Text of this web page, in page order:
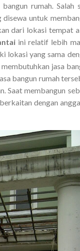
rumah. Salah
disewa untuk
dari lokasi tempat
ini relatif lebih
lokasi yang sama
jasa
bangun rumah
Saat membangun
dengan